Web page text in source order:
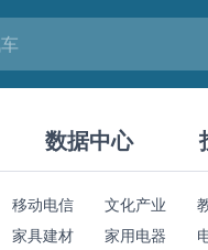
数据中心
移动电信 文化产业
家具建材 家用电器